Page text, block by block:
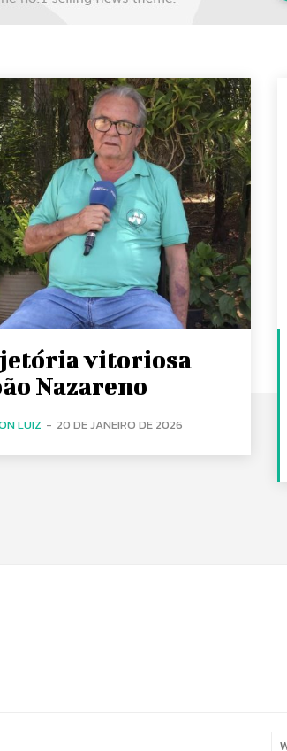
vitoriosa
Nazareno
LUIZ - 20 DE JANEIRO DE 2026
Email: